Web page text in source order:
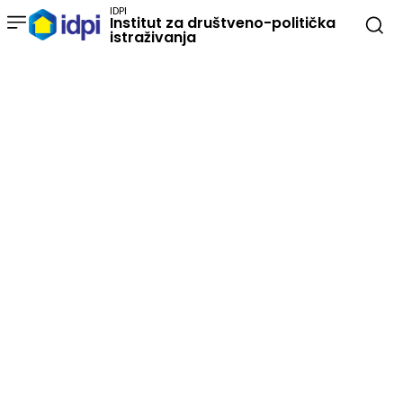
IDPI
Institut za društveno-politička
istraživanja